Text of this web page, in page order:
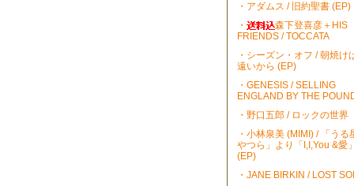
・アダムス / 旧約聖書 (EP)
・
森下登喜彦＋HIS
FRIENDS / TOCCATA
・シーズン・オフ / 朝焼け
遠いから (EP)
・GENESIS / SELLING
ENGLAND BY THE
・野口五郎 / ロックの世界
・小林泉美 (MIMI) / 「うる
やつら」より「I,I,You &愛」
(EP)
・JANE BIRKIN / LOST